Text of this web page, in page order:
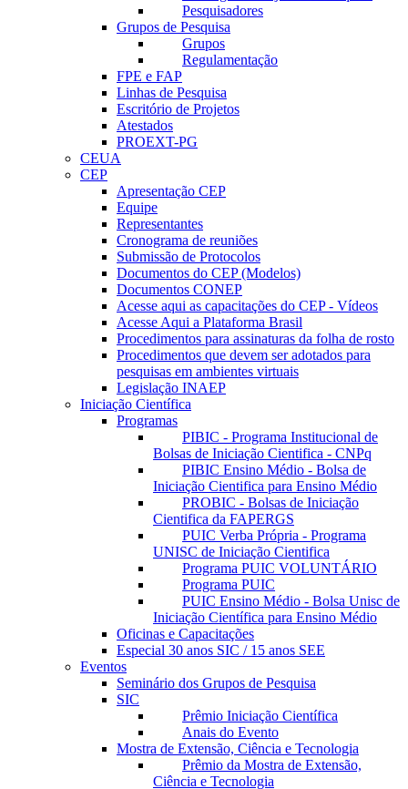
Pesquisadores
Grupos de Pesquisa
Grupos
Regulamentação
FPE e FAP
Linhas de Pesquisa
Escritório de Projetos
Atestados
PROEXT-PG
CEUA
CEP
Apresentação CEP
Equipe
Representantes
Cronograma de reuniões
Submissão de Protocolos
Documentos do CEP (Modelos)
Documentos CONEP
Acesse aqui as capacitações do CEP - Vídeos
Acesse Aqui a Plataforma Brasil
Procedimentos para assinaturas da folha de rosto
Procedimentos que devem ser adotados para
pesquisas em ambientes virtuais
Legislação INAEP
Iniciação Científica
Programas
PIBIC - Programa Institucional de
Bolsas de Iniciação Cientifica - CNPq
PIBIC Ensino Médio - Bolsa de
Iniciação Cientifica para Ensino Médio
PROBIC - Bolsas de Iniciação
Cientifica da FAPERGS
PUIC Verba Própria - Programa
UNISC de Iniciação Cientifica
Programa PUIC VOLUNTÁRIO
Programa PUIC
PUIC Ensino Médio - Bolsa Unisc de
Iniciação Científica para Ensino Médio
Oficinas e Capacitações
Especial 30 anos SIC / 15 anos SEE
Eventos
Seminário dos Grupos de Pesquisa
SIC
Prêmio Iniciação Científica
Anais do Evento
Mostra de Extensão, Ciência e Tecnologia
Prêmio da Mostra de Extensão,
Ciência e Tecnologia